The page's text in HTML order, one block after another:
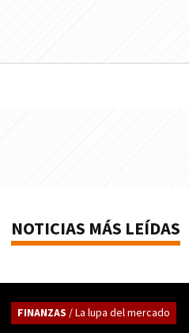
NOTICIAS MÁS LEÍDAS
FINANZAS / La lupa del mercado